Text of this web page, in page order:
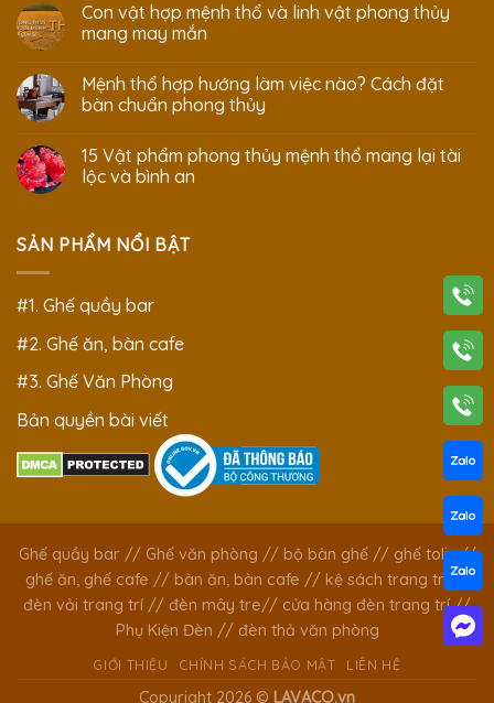
Con vật hợp mệnh thổ và linh vật phong thủy
mang may mắn
Mệnh thổ hợp hướng làm việc nào? Cách đặt
bàn chuẩn phong thủy
15 Vật phẩm phong thủy mệnh thổ mang lại tài
lộc và bình an
SẢN PHẨM NỔI BẬT
#1. Ghế quầy bar
#2. Ghế ăn, bàn cafe
#3. Ghế Văn Phòng
Bản quyền bài viết
Ghế quầy bar// Ghế văn phòng // bộ bàn ghế// ghế tolix//
ghế ăn, ghế cafe // bàn ăn, bàn cafe // kệ sách trang trí //
đèn vải trang trí // đèn mây tre// cửa hàng đèn trang trí//
Phụ Kiện Đèn // đèn thả văn phòng
GIỚI THIỆU CHÍNH SÁCH BẢO MẬT LIÊN HỆ
Copyright 2026 © LAVACO.vn